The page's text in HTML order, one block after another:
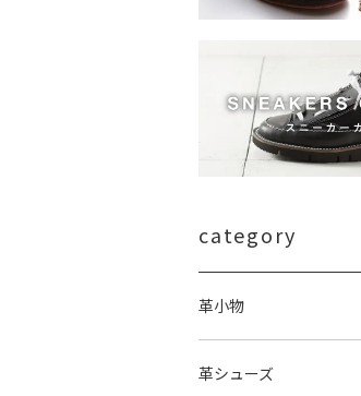
category
革小物
革シューズ